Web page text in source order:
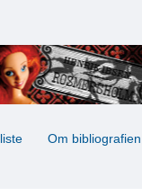
Om bibliografien